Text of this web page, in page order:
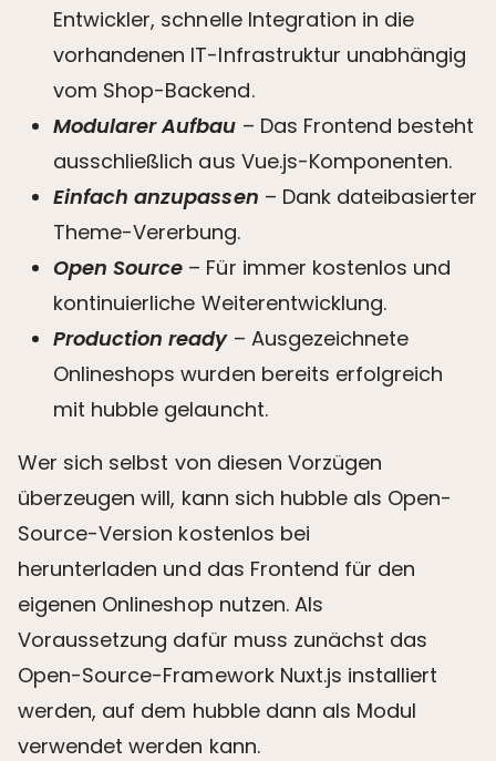
Entwickler, schnelle Integration in die
vorhandenen IT-Infrastruktur unabhängig
vom Shop-Backend.
Modularer Aufbau – Das Frontend besteht
ausschließlich aus Vue.js-Komponenten.
Einfach anzupassen – Dank dateibasierter
Theme-Vererbung.
Open Source – Für immer kostenlos und
kontinuierliche Weiterentwicklung.
Production ready– Ausgezeichnete
Onlineshops wurden bereits erfolgreich
mit hubble gelauncht.
Wer sich selbst von diesen Vorzügen
überzeugen will, kann sich hubble als Open-
Source-Version kostenlos bei
herunterladen und das Frontend für den
eigenen Onlineshop nutzen. Als
Voraussetzung dafür muss zunächst das
Open-Source-Framework Nuxt.js installiert
werden, auf dem hubble dann als Modul
verwendet werden kann.